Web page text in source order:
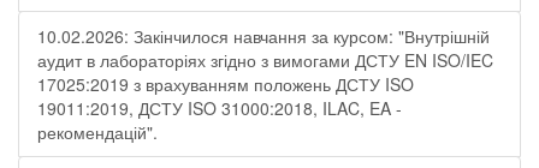
10.02.2026: Закінчилося навчання за курсом: "Внутрішній
аудит в лабораторіях згідно з вимогами ДСТУ EN ISO/IEC
17025:2019 з врахуванням положень ДСТУ ISO
19011:2019, ДСТУ ISO 31000:2018, ILAC, EA -
рекомендацій".